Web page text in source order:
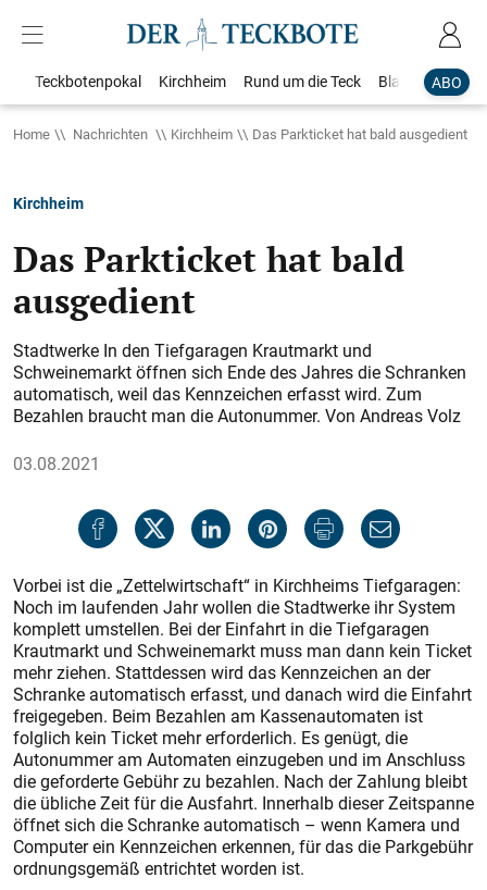
ABO
Teckbotenpokal Kirchheim Rund um die Teck Blaulicht
Home Nachrichten Kirchheim Das Parkticket hat bald ausgedient
Kirchheim
Das Parkticket hat bald
ausgedient
Stadtwerke In den Tiefgaragen Krautmarkt und
Schweinemarkt öffnen sich Ende des Jahres die Schranken
automatisch, weil das Kennzeichen erfasst wird. Zum
Bezahlen braucht man die Autonummer. Von Andreas Volz
03.08.2021
Vorbei ist die „Zettelwirtschaft“ in Kirchheims Tiefgaragen:
Noch im laufenden Jahr wollen die Stadtwerke ihr System
komplett umstellen. Bei der Einfahrt in die Tiefgaragen
Krautmarkt und Schweinemarkt muss man dann kein Ticket
mehr ziehen. Stattdessen wird das Kennzeichen an der
Schranke automatisch erfasst, und danach wird die Einfahrt
freigegeben. Beim Bezahlen am Kassenautomaten ist
folglich kein Ticket mehr erforderlich. Es genügt, die
Autonummer am Automaten einzugeben und im Anschluss
die geforderte Gebühr zu bezahlen. Nach der Zahlung bleibt
die übliche Zeit für die Ausfahrt. Innerhalb dieser Zeitspanne
öffnet sich die Schranke automatisch – wenn Kamera und
Computer ein Kennzeichen erkennen, für das die Parkgebühr
ordnungsgemäß entrichtet worden ist.